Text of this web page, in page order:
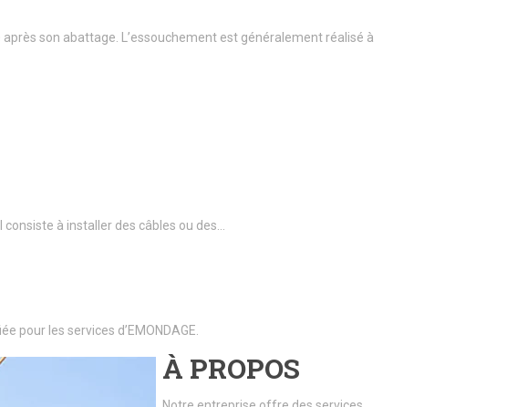
après son abattage. L’essouchement est généralement réalisé à
à installer des câbles ou des…
pour les services d’EMONDAGE.
À PROPOS